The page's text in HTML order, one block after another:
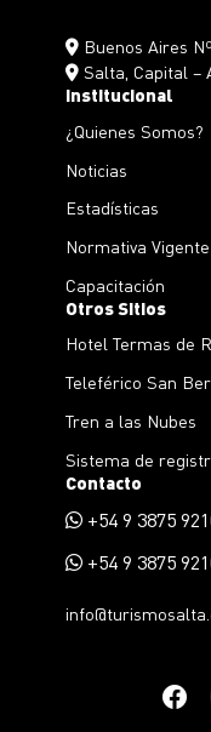
Buenos Aires
Salta, Capital –
Institucional
¿Quienes Somos?
Noticias
Estadísticas
Normativa Vigente
Capacitación
Otros Sitios
Hotel Termas de
Teleférico San
Tren a las Nubes
Sistema de
Contacto
+54 9 3875
+54 9 3875